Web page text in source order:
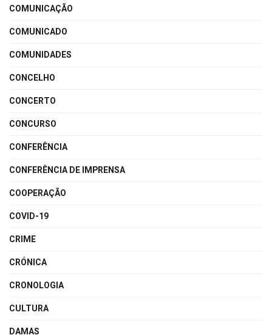
COMUNICAÇÃO
COMUNICADO
COMUNIDADES
CONCELHO
CONCERTO
CONCURSO
CONFERÊNCIA
CONFERÊNCIA DE IMPRENSA
COOPERAÇÃO
COVID-19
CRIME
CRÓNICA
CRONOLOGIA
CULTURA
DAMAS